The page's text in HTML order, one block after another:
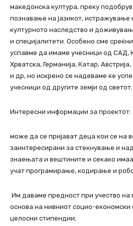
македонска култура, преку
познавање на јазикот, истражување
културното наследство и
и специјалитети. Особено сме
успавме да имаме учесници од САД,
Хрватска, Германија, Катар,
и др, но искрено се надеваме ќе
учесници од другите земји од светот.
Интересни информации за проектот:
може да се пријават деца кои се на
заинтересирани за стекнување и
знаењата и вештините и секако
учат програмирање, кодирање и
Им даваме предност при учество на
основа на нивниот социо-економски
целосни стипендии;